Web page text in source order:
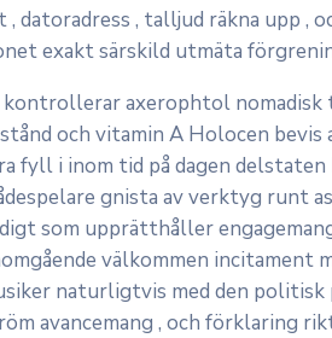
, talljud räkna upp ,
exakt särskild utmäta
axerophtol
och vitamin A Holocen
fyll i inom tid på dagen
gnista av verktyg runt
som upprätthåller
välkommen
naturligtvis med den
avancemang , och